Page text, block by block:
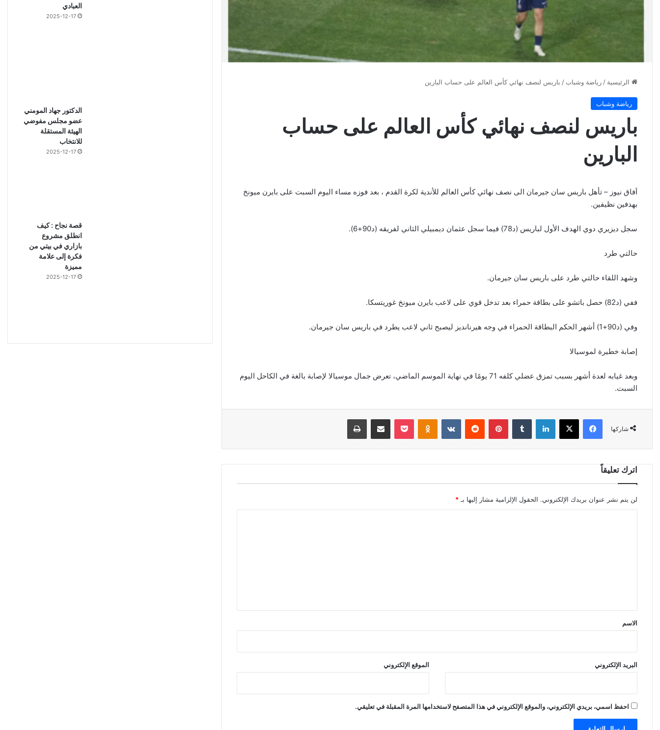
الرئيسية / رياضة وشباب / باريس لنصف نهائي كأس العالم على حساب البارين
رياضة وشباب
باريس لنصف نهائي كأس العالم على حساب
البارين
اَفاق نيوز – تأهل باريس سان جيرمان الى نصف نهائي كأس العالم للأندية لكرة القدم ، بعد فوزه مساء اليوم السبت على بايرن ميونخ
بهدفين نظيفين.
سجل ديزيري دوي الهدف الأول لباريس (د78) فيما سجل عثمان ديمبيلي الثاني لفريقه (د90+6).
حالتي طرد
وشهد اللقاء حالتي طرد على باريس سان جيرمان.
ففي (د82) حصل باتشو على بطاقة حمراء بعد تدخل قوي على لاعب بايرن ميونخ غوريتسكا.
وفي (د90+1) أشهر الحكم البطاقة الحمراء في وجه هيرنانديز ليصبح ثاني لاعب يطرد في باريس سان جيرمان.
إصابة خطيرة لموسيالا
وبعد غيابه لعدة أشهر بسبب تمزق عضلي كلفه 71 يومًا في نهاية الموسم الماضي، تعرض جمال موسيالا لإصابة بالغة في الكاحل اليوم
السبت.
شاركها
فيسبوك لينكدإن بينتيريست
اترك تعليقاً
لن يتم نشر عنوان بريدك الإلكتروني. الحقول الإلزامية مشار إليها بـ *
*
الاسم
البريد الإلكتروني الموقع الإلكتروني
احفظ اسمي، بريدي الإلكتروني، والموقع الإلكتروني في هذا المتصفح لاستخدامها المرة المقبلة في تعليقي.
العبادي
2025-12-17
الدكتور جهاد المومني
عضو مجلس مفوضي
الهيئة المستقلة
للانتخاب
2025-12-17
قصة نجاح : كيف
انطلق مشروع
بازاري في بيتي من
فكرة إلى علامة
مميزة
2025-12-17